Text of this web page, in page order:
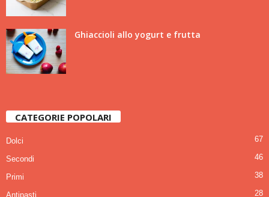
Ghiaccioli allo yogurt e frutta
CATEGORIE POPOLARI
Dolci 67
Secondi 46
Primi 38
Antipasti 28